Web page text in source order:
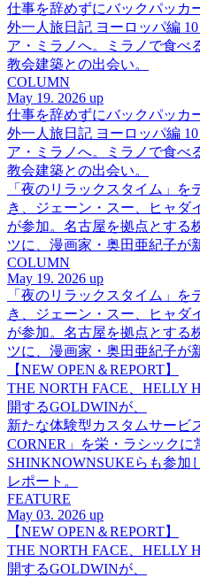
仕事を辞めずにバックパッカ
外一人旅日記 ヨーロッパ編
ア・ミラノへ。ミラノで食べ
教会建築との出会い。
COLUMN
May 19. 2026 up
仕事を辞めずにバックパッカ
外一人旅日記 ヨーロッパ編
ア・ミラノへ。ミラノで食べ
教会建築との出会い。
「夜のリラックスタイム」
き、ジェーン・スー、ヒャダ
が参加。名古屋を拠点とする
ツに、漫画家・奥田亜紀子が
COLUMN
May 19. 2026 up
「夜のリラックスタイム」
き、ジェーン・スー、ヒャダ
が参加。名古屋を拠点とする
ツに、漫画家・奥田亜紀子が
【NEW OPEN＆REPORT】
THE NORTH FACE、HELLY
開するGOLDWINが、
新たな体験型カスタムサービ
CORNER」を栄・ラシックに
SHINKNOWNSUKEらも参加
レポート。
FEATURE
May 03. 2026 up
【NEW OPEN＆REPORT】
THE NORTH FACE、HELLY
開するGOLDWINが、